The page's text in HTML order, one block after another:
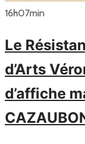
16h07min
Le
d’Arts
d’affiche